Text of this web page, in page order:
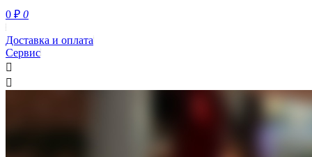
0 ₽ 0
Доставка и оплата
Сервис